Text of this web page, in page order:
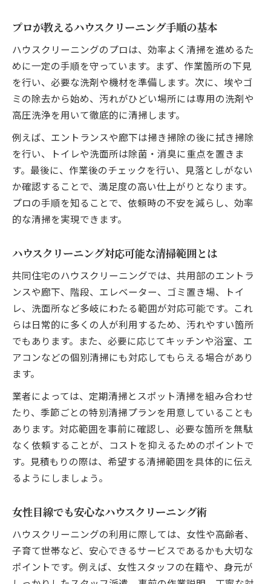
ハウスクリーニング定期利用のコストダウ
定期プランでお得なハウスクリーニング体
験
ブログで評判の定期ハウスクリーニング事
例
ハウスクリーニングで共用部を快適に保つ
コツ
住民参加型ハウスクリーニング活用テクニ
ック
共用部掃除に最適なハウスクリーニング頻
共用部の掃除で気をつけるポイント
ブログで人気の共用部清掃ハウスクリーニ
ング法
プロが教えるハウスクリーニング手順の基本
ハウスクリーニングのプロは、効率よく清掃を進めるた
めに一定の手順を守っています。まず、作業箇所の下見
を行い、必要な洗剤や機材を準備します。次に、埃やゴ
ミの除去から始め、汚れがひどい場所には専用の洗剤や
高圧洗浄を用いて徹底的に清掃します。
例えば、エントランスや廊下は掃き掃除の後に拭き掃除
を行い、トイレや洗面所は除菌・消臭に重点を置きま
す。最後に、作業後のチェックを行い、見落としがない
か確認することで、満足度の高い仕上がりとなります。
プロの手順を知ることで、依頼時の不安を減らし、効率
的な清掃を実現できます。
ハウスクリーニング対応可能な清掃範囲とは
共同住宅のハウスクリーニングでは、共用部のエントラ
ンスや廊下、階段、エレベーター、ゴミ置き場、トイ
レ、洗面所など多岐にわたる範囲が対応可能です。これ
らは日常的に多くの人が利用するため、汚れやすい箇所
でもあります。また、必要に応じてキッチンや浴室、エ
アコンなどの個別清掃にも対応してもらえる場合があり
ます。
業者によっては、定期清掃とスポット清掃を組み合わせ
たり、季節ごとの特別清掃プランを用意していることも
あります。対応範囲を事前に確認し、必要な箇所を無駄
なく依頼することが、コストを抑えるためのポイントで
す。見積もりの際は、希望する清掃範囲を具体的に伝え
るようにしましょう。
女性目線でも安心なハウスクリーニング術
ハウスクリーニングの利用に際しては、女性や高齢者、
子育て世帯など、安心できるサービスであるかも大切な
ポイントです。例えば、女性スタッフの在籍や、身元が